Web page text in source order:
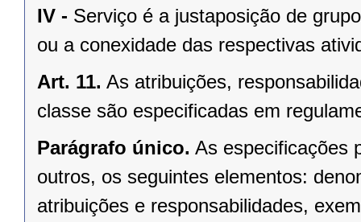
IV - Serviço é a justaposição de
ou a conexidade das respectivas
Art. 11. As atribuições,
classe são especificadas em
Parágrafo único. As especificações
outros, os seguintes elementos:
atribuições e responsabilidades,